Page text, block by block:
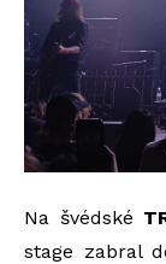
Na švédské
stage zabral